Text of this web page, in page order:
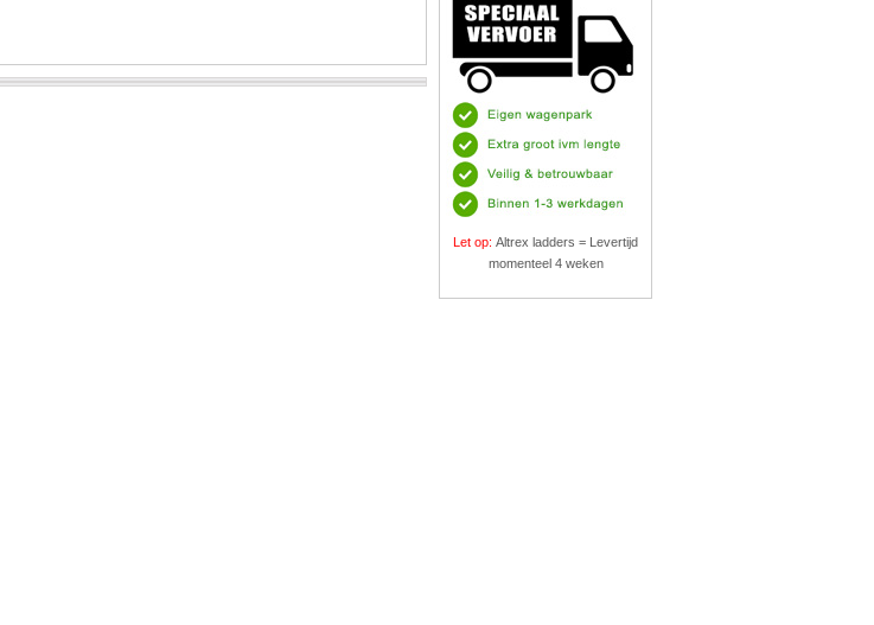
Let op: Altrex ladders = Levertijd
momenteel 4 weken